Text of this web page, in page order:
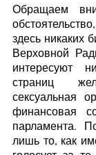
Обращаем
здесь никаких
Верховной
интересуют
страниц
сексуальная
финансовая
парламента.
лишь то, как